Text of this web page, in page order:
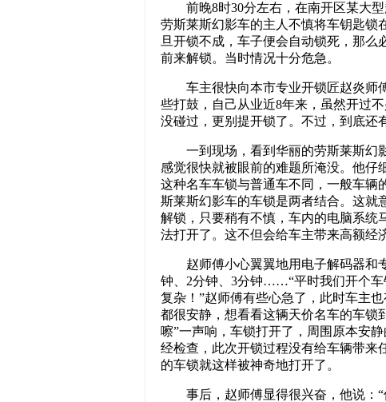
前晚8时30分左右，在南开区某大型
劳斯莱斯幻影车的主人不慎将车钥匙锁
旦开锁不成，车子便会自动锁死，那
前来解锁。当时情况十分危急。
车主很快向本市专业开锁匠赵炎师
些打鼓，自己从业近8年来，虽然开过
没碰过，更别提开锁了。不过，到底还
一到现场，看到华丽的劳斯莱斯幻
感觉很快就被眼前的难题所淹没。他仔
这种名车车锁与普通车不同，一般车辆
斯莱斯幻影车的车锁是两者结合。这就
解锁，只要稍有不慎，车内的电脑系统
法打开了。这不但会给车主带来高额经
赵师傅小心翼翼地用电子解码器和
钟、2分钟、3分钟……“平时我们开个车
复杂！”赵师傅有些心急了，此时车主
都很安静，想看看这辆天价名车的车锁
嚓”一声响，车锁打开了，周围原本安
经检查，此次开锁过程没有给车辆带来
的车锁就这样被神奇地打开了。
事后，赵师傅显得很兴奋，他说：“